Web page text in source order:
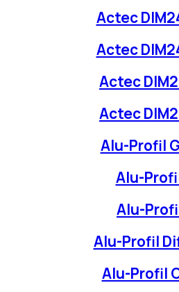
Actec
Actec
Actec
Actec
Alu-Profil
Alu-
Alu-
Alu-Profil
Alu-Profil